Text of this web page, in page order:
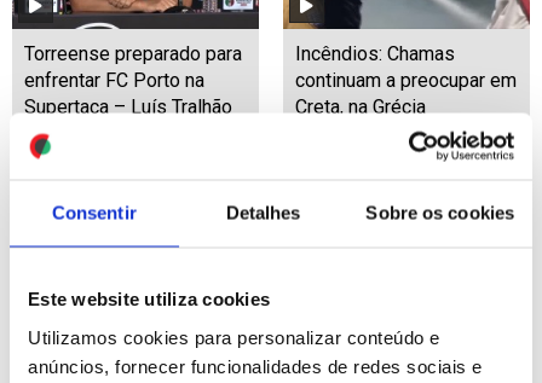
Consentir Detalhes Sobre os cookies
Este website utiliza cookies
Utilizamos cookies para personalizar conteúdo e
anúncios, fornecer funcionalidades de redes sociais e
Torreense preparado para
enfrentar FC Porto na
Supertaça – Luís Tralhão
Incêndios: Chamas
continuam a preocupar em
Creta, na Grécia